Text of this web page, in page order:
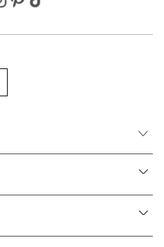
+
para productos
+